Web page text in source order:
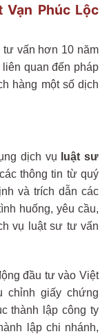
Vạn Phúc Lộc
tư vấn hơn 10 năm
quan đến pháp
hàng một số dịch
dịch vụ
luật sư
thông tin từ quý
và trích dẫn các
huống, yêu cầu,
vụ luật sư tư vấn
đầu tư vào Việt
chỉnh giấy chứng
thành lập công ty
lập chi nhánh,